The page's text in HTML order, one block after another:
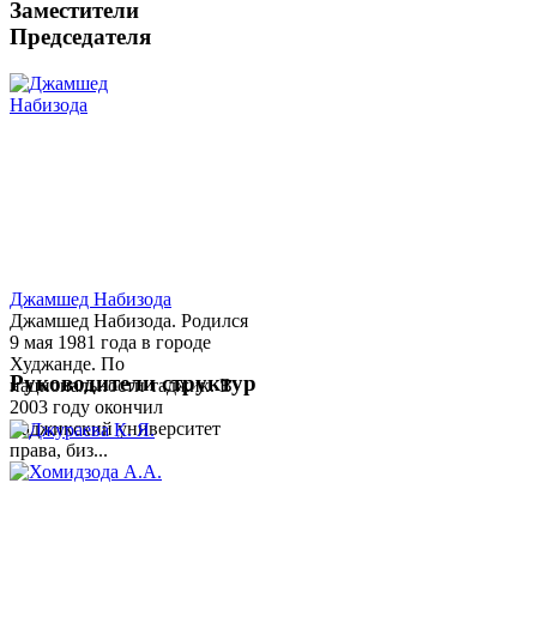
Заместители
Председателя
Джамшед Набизода
Джамшед Набизода. Родился
9 мая 1981 года в городе
Худжанде. По
национальности таджик. В
2003 году окончил
Таджикский университет
права, биз...
Руководители структур